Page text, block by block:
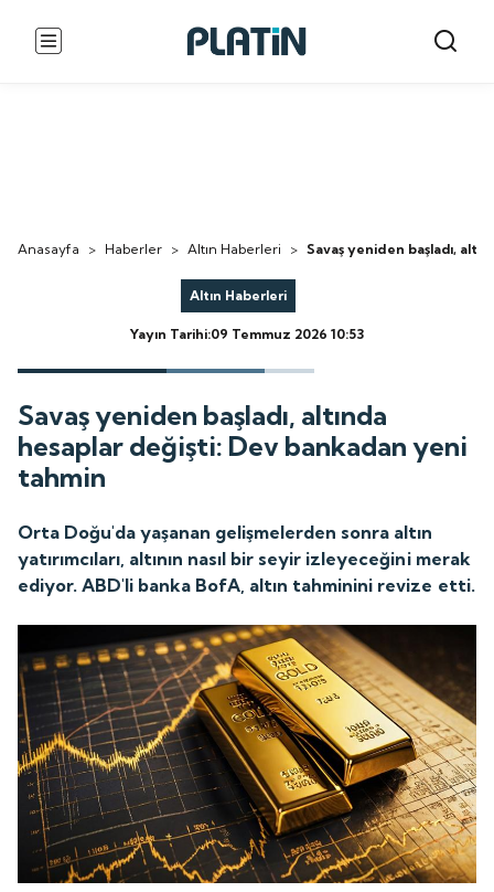
Anasayfa > Haberler > Altın Haberleri > Savaş yeniden başladı,
Altın Haberleri
Yayın Tarihi:09 Temmuz 2026 10:53
Savaş yeniden başladı, altında
hesaplar değişti: Dev bankadan yeni
tahmin
Orta Doğu'da yaşanan gelişmelerden sonra altın
yatırımcıları, altının nasıl bir seyir izleyeceğini merak
ediyor. ABD'li banka BofA, altın tahminini revize etti.